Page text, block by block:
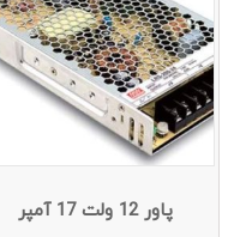
پاور 12 ولت 17 آمپر